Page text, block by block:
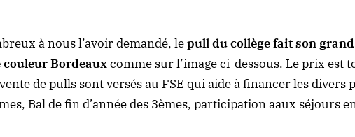
à nous l’avoir demandé, lepull du collège fait son
couleur Bordeauxcomme sur l’image ci-dessous. Le prix est
de pulls sont versés au FSE qui aide à financer les
Bal de fin d’année des 3èmes, participation aaux séjours